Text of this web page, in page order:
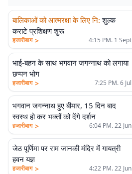
बालिकाओं को आत्मरक्षा के लिए नि: शुल्क
कराटे प्रशिक्षण शुरू
हजारीबाग > 4:15 PM. 1 Sept
भाई-बहन के साथ भगवान जगन्नाथ को लगाया
छप्पन भोग
हजारीबाग > 7:25 PM. 6 Jul
भगवान जगन्नाथ हुए बीमार, 15 दिन बाद
स्वस्थ हो कर भक्तों को देंगे दर्शन
हजारीबाग > 6:04 PM. 22 Jun
जेठ पूर्णिमा पर राम जानकी मंदिर में गायत्री
हवन यज्ञ
हजारीबाग > 4:22 PM. 22 Jun